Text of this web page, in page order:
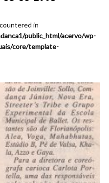
in
public_html/acervo/wp-
core/template-